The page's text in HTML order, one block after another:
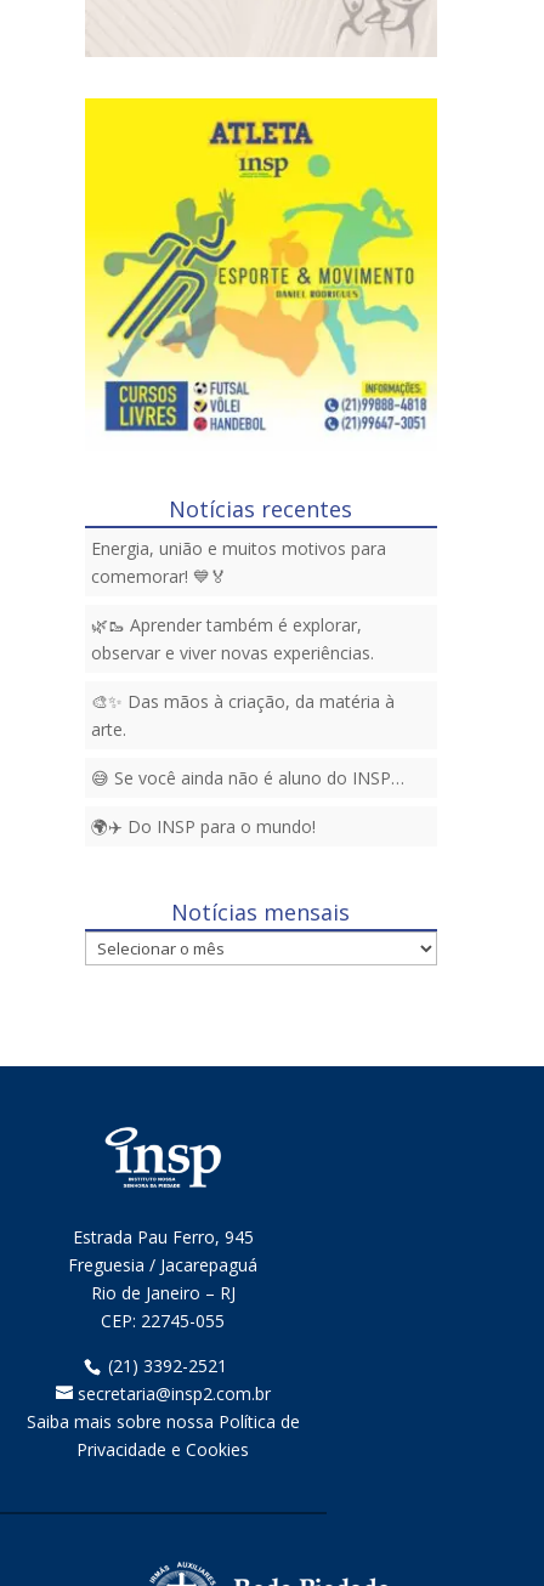
Notícias recentes
Energia, união e muitos motivos para
comemorar! 💙🏅
🌿🥾 Aprender também é explorar,
observar e viver novas experiências.
🎨✨ Das mãos à criação, da matéria à
arte.
😅 Se você ainda não é aluno do INSP…
🌍✈️ Do INSP para o mundo!
Notícias mensais
Notícias
mensais
Estrada Pau Ferro, 945
Freguesia / Jacarepaguá
Rio de Janeiro – RJ
CEP: 22745-055
(21) 3392-2521
secretaria@insp2.com.br
Saiba mais sobre nossa Política de
Privacidade e Cookies